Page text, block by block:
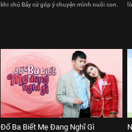
khi chú Bảy cứ góp ý chuyện mình nuôi con.
Đố Ba Biết Mẹ Đang Nghĩ Gì